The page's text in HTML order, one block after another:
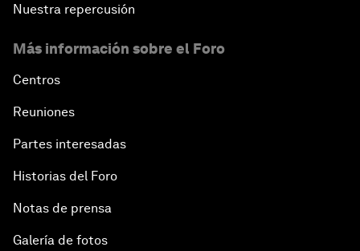
Nuestra repercusión
Más información sobre el Foro
Centros
Reuniones
Partes interesadas
Historias del Foro
Notas de prensa
Galería de fotos